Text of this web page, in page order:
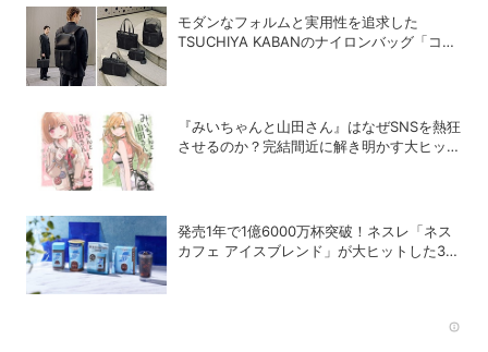
モダンなフォルムと実用性を追求した
TSUCHIYA KABANのナイロンバッグ「コー
『みいちゃんと山田さん』はなぜSNSを熱狂
させるのか？完結間近に解き明かす大ヒット
発売1年で1億6000万杯突破！ネスレ「ネス
カフェ アイスブレンド」が大ヒットした3つ